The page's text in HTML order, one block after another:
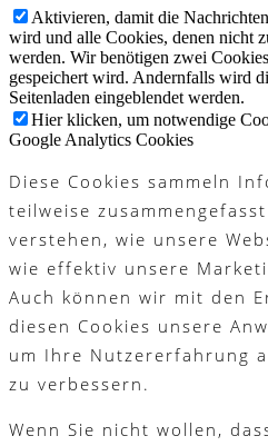
Aktivieren, damit die
wird und alle Cookies, denen nicht
werden. Wir benötigen zwei
gespeichert wird. Andernfalls wird
Seitenladen eingeblendet werden.
Hier klicken, um notwendige
Google Analytics Cookies
Diese Cookies sammeln
teilweise
verstehen, wie unsere
wie effektiv unsere
Auch können wir mit den
diesen Cookies unsere
um Ihre Nutzererfahrung
zu verbessern.
Wenn Sie nicht wollen,